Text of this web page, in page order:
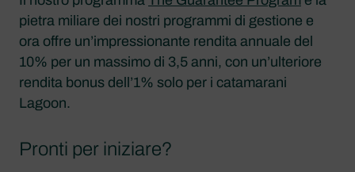
pietra miliare dei nostri programmi di gestione e
ora offre un’impressionante rendita annuale del
10% per un massimo di 3,5 anni, con un’ulteriore
rendita bonus dell’1% solo per i catamarani
Lagoon.
Pronti per iniziare?